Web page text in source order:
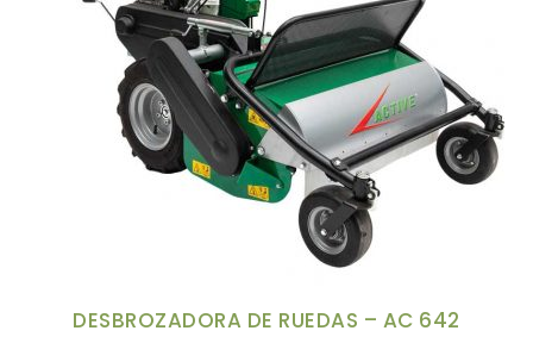
DESBROZADORA DE RUEDAS – AC 642